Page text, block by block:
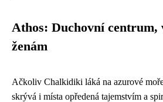
Athos: Duchovní centrum,
ženám
Ačkoliv Chalkidiki láká na azurové
skrývá i místa opředená tajemstvím a